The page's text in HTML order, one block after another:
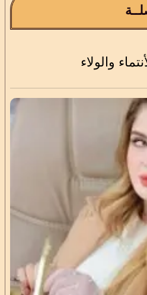
والولاء